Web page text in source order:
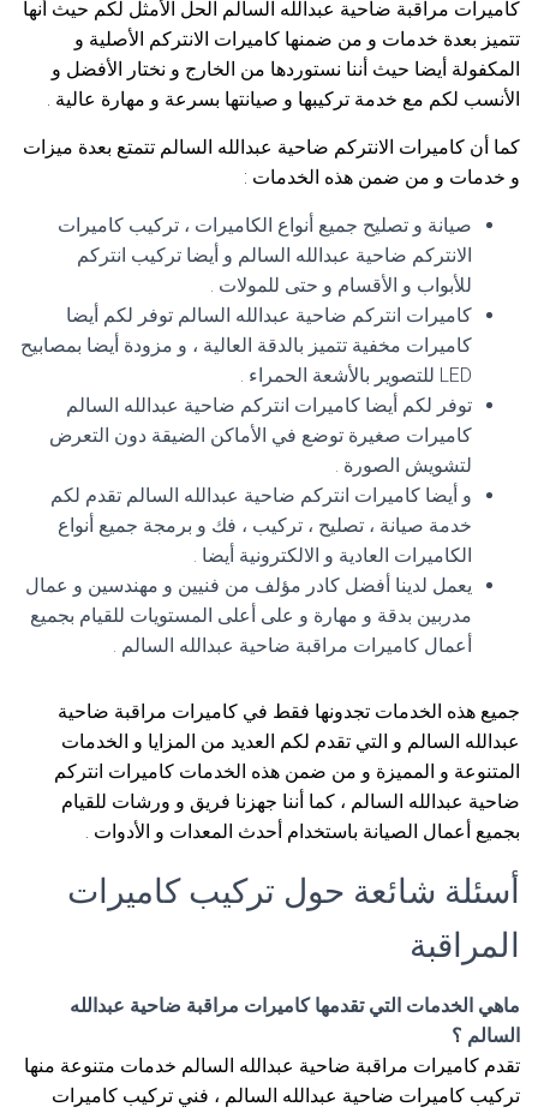
كاميرات مراقبة ضاحية عبدالله السالم الحل الأمثل لكم حيث أنها
تتميز بعدة خدمات و من ضمنها كاميرات الانتركم الأصلية و
المكفولة أيضا حيث أننا نستوردها من الخارج و نختار الأفضل و
الأنسب لكم مع خدمة تركيبها و صيانتها بسرعة و مهارة عالية .
كما أن كاميرات الانتركم ضاحية عبدالله السالم تتمتع بعدة ميزات
و خدمات و من ضمن هذه الخدمات :
صيانة و تصليح جميع أنواع الكاميرات ، تركيب كاميرات
الانتركم ضاحية عبدالله السالم و أيضا تركيب انتركم
للأبواب و الأقسام و حتى للمولات .
كاميرات انتركم ضاحية عبدالله السالم توفر لكم أيضا
كاميرات مخفية تتميز بالدقة العالية ، و مزودة أيضا بمصابيح
LED للتصوير بالأشعة الحمراء .
توفر لكم أيضا كاميرات انتركم ضاحية عبدالله السالم
كاميرات صغيرة توضع في الأماكن الضيقة دون التعرض
لتشويش الصورة .
و أيضا كاميرات انتركم ضاحية عبدالله السالم تقدم لكم
خدمة صيانة ، تصليح ، تركيب ، فك و برمجة جميع أنواع
الكاميرات العادية و الالكترونية أيضا .
يعمل لدينا أفضل كادر مؤلف من فنيين و مهندسين و عمال
مدربين بدقة و مهارة و على أعلى المستويات للقيام بجميع
أعمال كاميرات مراقبة ضاحية عبدالله السالم .
جميع هذه الخدمات تجدونها فقط في كاميرات مراقبة ضاحية
عبدالله السالم و التي تقدم لكم العديد من المزايا و الخدمات
المتنوعة و المميزة و من ضمن هذه الخدمات كاميرات انتركم
ضاحية عبدالله السالم ، كما أننا جهزنا فريق و ورشات للقيام
بجميع أعمال الصيانة باستخدام أحدث المعدات و الأدوات .
أسئلة شائعة حول تركيب كاميرات
المراقبة
ماهي الخدمات التي تقدمها كاميرات مراقبة ضاحية عبدالله
السالم ؟
تقدم كاميرات مراقبة ضاحية عبدالله السالم خدمات متنوعة منها
تركيب كاميرات ضاحية عبدالله السالم ، فني تركيب كاميرات